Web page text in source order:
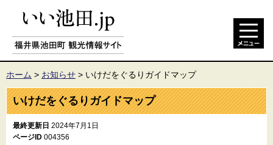
ホーム > お知らせ > いけだをぐるりガイドマップ
いけだをぐるりガイドマップ
最終更新日 2024年7月1日
ページID 004356